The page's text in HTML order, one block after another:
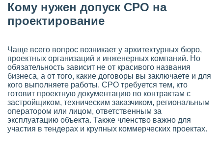
Кому нужен допуск СРО на
проектирование
Чаще всего вопрос возникает у архитектурных бюро,
проектных организаций и инженерных компаний. Но
обязательность зависит не от красивого названия
бизнеса, а от того, какие договоры вы заключаете и для
кого выполняете работы. СРО требуется тем, кто
готовит проектную документацию по контрактам с
застройщиком, техническим заказчиком, региональным
оператором или лицом, ответственным за
эксплуатацию объекта. Также членство важно для
участия в тендерах и крупных коммерческих проектах.